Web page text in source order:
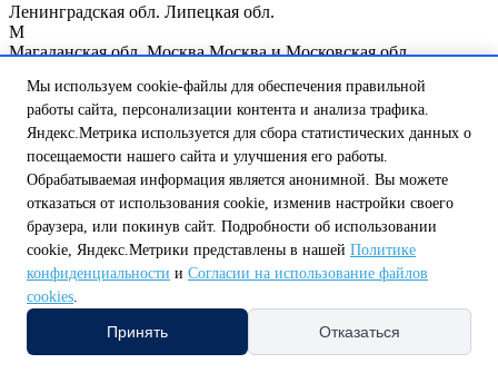
Ленинградская обл. Липецкая обл.
М
Магаданская обл. Москва Москва и Московская обл.
Нижегородская обл. Нижний Новгород Новгородская обл.
Новосибирская обл.
Омская обл.
Оренбургская обл.
Орловская обл.
Пензенская обл. Псковская обл.
Республика Мордовия Республика Мэрий Эл Республика
Татарстан Республика Чувашия Ростовская обл. Рязанская обл.
Самарская обл. Санкт-Петербург Саратовская обл.
Сахалинская обл. Свердловская обл.
Смоленская обл.
Мы используем cookie-файлы для обеспечения правильной
работы сайта, персонализации контента и анализа трафика.
Яндекс.Метрика используется для сбора статистических данных о
посещаемости нашего сайта и улучшения его работы.
Обрабатываемая информация является анонимной. Вы можете
отказаться от использования cookie, изменив настройки своего
браузера, или покинув сайт. Подробности об использовании
cookie, Яндекс.Метрики представлены в нашей Политике
конфиденциальности и Согласии на использование файлов
cookies.
Принять Отказаться